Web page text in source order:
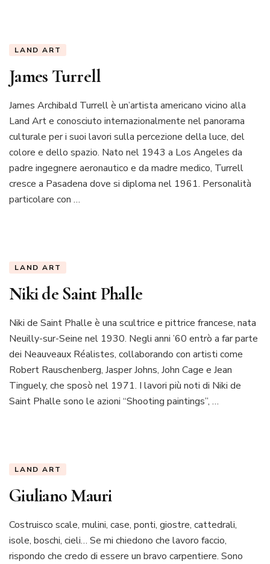
LAND ART
James Turrell
James Archibald Turrell è un’artista americano vicino alla
Land Art e conosciuto internazionalmente nel panorama
culturale per i suoi lavori sulla percezione della luce, del
colore e dello spazio. Nato nel 1943 a Los Angeles da
padre ingegnere aeronautico e da madre medico, Turrell
cresce a Pasadena dove si diploma nel 1961. Personalità
particolare con …
LAND ART
Niki de Saint Phalle
Niki de Saint Phalle è una scultrice e pittrice francese, nata
Neuilly-sur-Seine nel 1930. Negli anni ’60 entrò a far parte
dei Neauveaux Réalistes, collaborando con artisti come
Robert Rauschenberg, Jasper Johns, John Cage e Jean
Tinguely, che sposò nel 1971. I lavori più noti di Niki de
Saint Phalle sono le azioni “Shooting paintings”, …
LAND ART
Giuliano Mauri
Costruisco scale, mulini, case, ponti, giostre, cattedrali,
isole, boschi, cieli… Se mi chiedono che lavoro faccio,
rispondo che credo di essere un bravo carpentiere. Sono